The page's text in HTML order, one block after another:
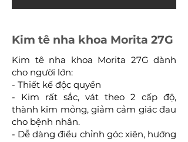
Kim tê nha khoa Morita 27G
Kim tê nha khoa Morita 27G dành
cho người lớn:
- Thiết kế độc quyền
- Kim rất sắc, vát theo 2 cấp độ,
thành kim mỏng, giảm cảm giác đau
cho bệnh nhân.
- Dễ dàng điều chỉnh góc xiên, hướng